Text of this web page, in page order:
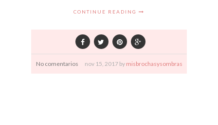
CONTINUE READING
No comentarios nov 15, 2017 by misbrochasysombras